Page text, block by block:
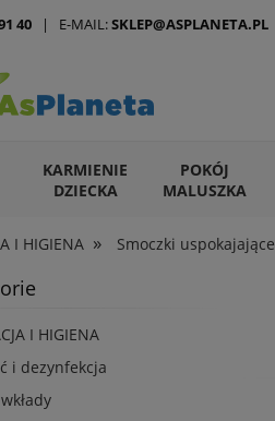
KARMIENIE
DZIECKA
POKÓJ
MALUSZKA
DLA ZWIERZĄT
I HIGIENA » Smoczki uspokajające
40 | E-MAIL:SKLEP@ASPLANETA.PL
I HIGIENA
i dezynfekcja